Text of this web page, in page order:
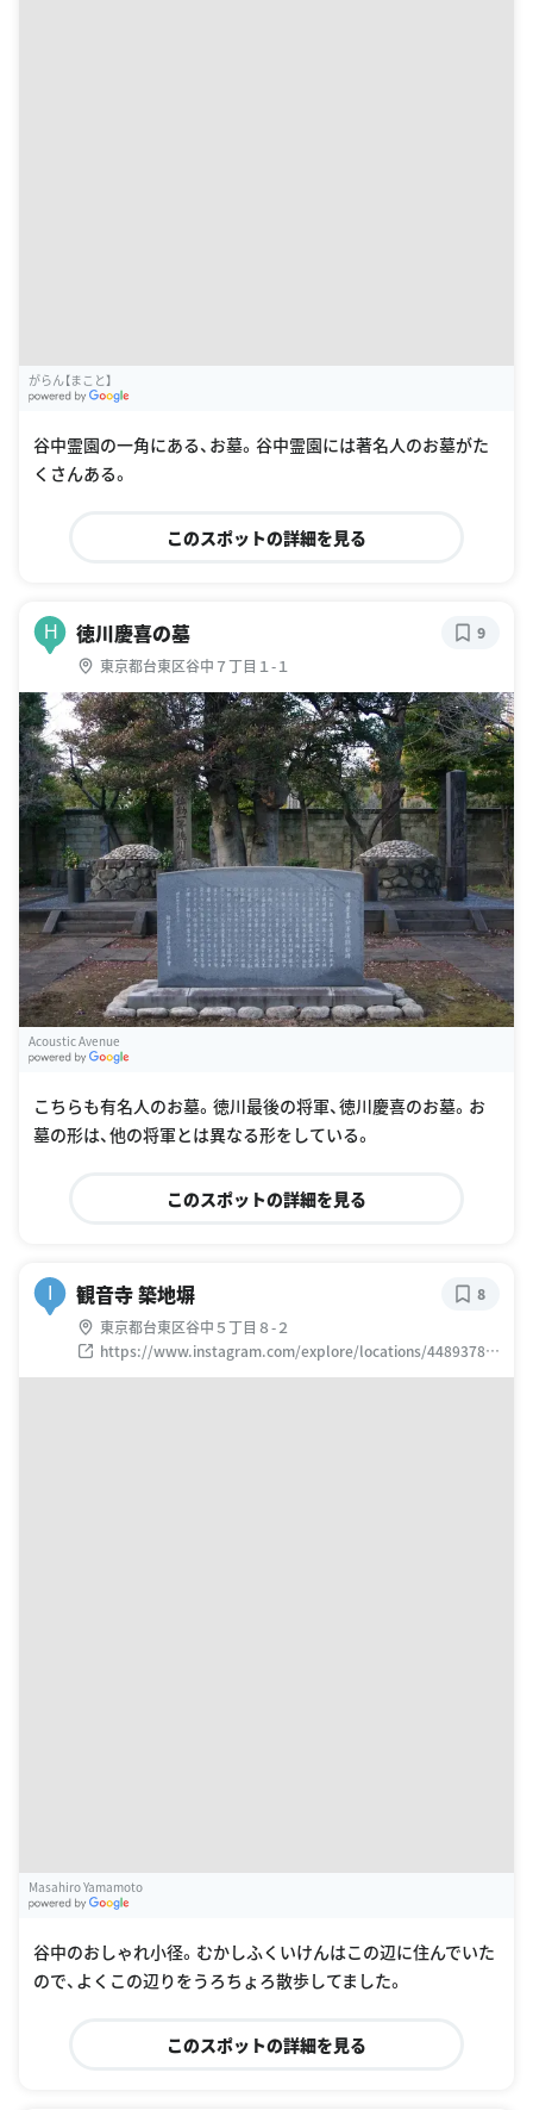
がらん【まこと】
谷中霊園の一角にある、お墓。谷中霊園には著名人のお墓がた
くさんある。
このスポットの詳細を見る
H 徳川慶喜の墓
東京都台東区谷中７丁目１-１
9
Acoustic Avenue
こちらも有名人のお墓。徳川最後の将軍、徳川慶喜のお墓。お
墓の形は、他の将軍とは異なる形をしている。
このスポットの詳細を見る
観音寺 築地塀
東京都台東区谷中５丁目８-２
https://www.instagram.com/explore/locations/44893783
2164949/
8
Masahiro Yamamoto
谷中のおしゃれ小径。むかしふくいけんはこの辺に住んでいた
ので、よくこの辺りをうろちょろ散歩してました。
このスポットの詳細を見る